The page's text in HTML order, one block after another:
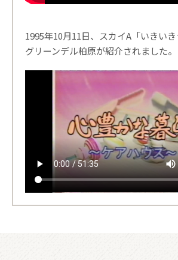
1995年10月11日、スカイA「いきいき
グリーンデル柏原が紹介されました。